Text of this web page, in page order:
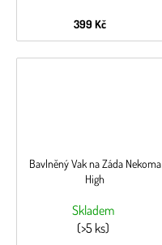
399 Kč
Bavlněný Vak na Záda Nekoma
High
Skladem
(>5 ks)